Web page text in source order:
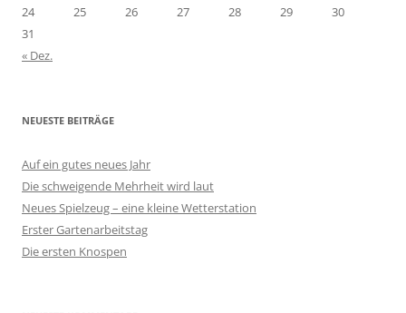
24
25 26 27 28 29
30
31
« Dez.
NEUESTE BEITRÄGE
Auf ein gutes neues Jahr
Die schweigende Mehrheit wird laut
Neues Spielzeug – eine kleine Wetterstation
Erster Gartenarbeitstag
Die ersten Knospen